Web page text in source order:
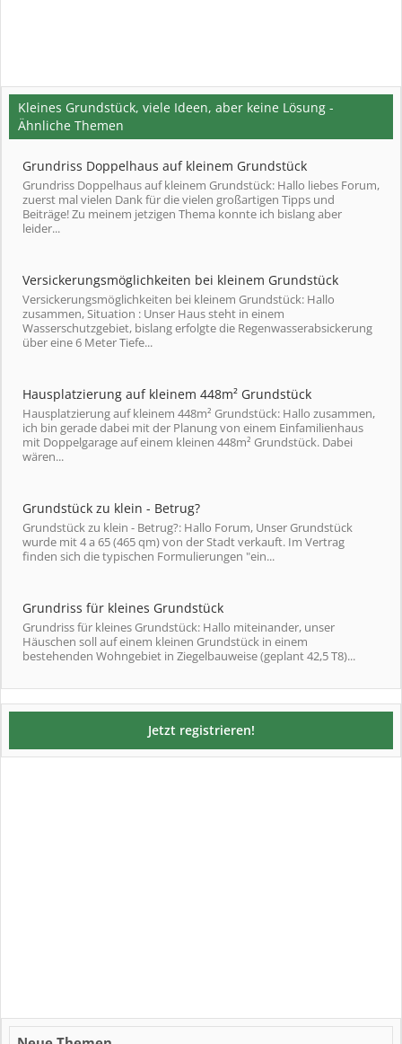
Kleines Grundstück, viele Ideen, aber keine Lösung -
Ähnliche Themen
Grundriss Doppelhaus auf kleinem Grundstück
Grundriss Doppelhaus auf kleinem Grundstück: Hallo liebes Forum,
zuerst mal vielen Dank für die vielen großartigen Tipps und
Beiträge! Zu meinem jetzigen Thema konnte ich bislang aber
leider...
Versickerungsmöglichkeiten bei kleinem Grundstück
Versickerungsmöglichkeiten bei kleinem Grundstück: Hallo
zusammen, Situation : Unser Haus steht in einem
Wasserschutzgebiet, bislang erfolgte die Regenwasserabsickerung
über eine 6 Meter Tiefe...
Hausplatzierung auf kleinem 448m² Grundstück
Hausplatzierung auf kleinem 448m² Grundstück: Hallo zusammen,
ich bin gerade dabei mit der Planung von einem Einfamilienhaus
mit Doppelgarage auf einem kleinen 448m² Grundstück. Dabei
wären...
Grundstück zu klein - Betrug?
Grundstück zu klein - Betrug?: Hallo Forum, Unser Grundstück
wurde mit 4 a 65 (465 qm) von der Stadt verkauft. Im Vertrag
finden sich die typischen Formulierungen "ein...
Grundriss für kleines Grundstück
Grundriss für kleines Grundstück: Hallo miteinander, unser
Häuschen soll auf einem kleinen Grundstück in einem
bestehenden Wohngebiet in Ziegelbauweise (geplant 42,5 T8)...
Jetzt registrieren!